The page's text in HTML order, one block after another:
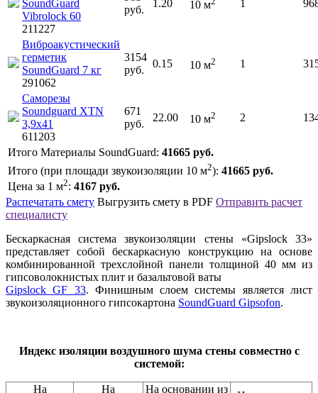
SoundGuard
Vibrolock 60
211227
руб.
1.20 10 м 1
Виброакустический
герметик
SoundGuard 7 кг
291062
3154
руб.
0.15 10 м2 1
Саморезы
Soundguard XTN
3,9x41
611203
671
руб.
22.00 10 м2 2
Итого Материалы SoundGuard: 41665 руб.
Итого (при площади звукоизоляции 10 м2): 41665 руб.
Цена за 1 м2: 4167 руб.
Распечатать смету Выгрузить смету в PDF Отправить расчет
специалисту
Бескаркасная система звукоизоляции стены «Gipslock 33»
представляет собой бескаркасную конструкцию на основе
комбинированной трехслойной панели толщиной 40 мм из
гипсоволокнистых плит и базальтовой ваты
Gipslock GF 33. Финишным слоем системы является лист
звукоизоляционного гипсокартона SoundGuard Gipsofon.
Индекс изоляции воздушного шума стены совместно с
системой:
На
На
На основании из